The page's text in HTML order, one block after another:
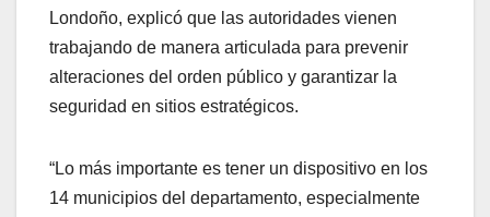
Londoño, explicó que las autoridades vienen
trabajando de manera articulada para prevenir
alteraciones del orden público y garantizar la
seguridad en sitios estratégicos.
“Lo más importante es tener un dispositivo en los
14 municipios del departamento, especialmente